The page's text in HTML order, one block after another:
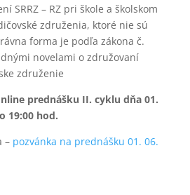
SRRZ – RZ pri škole a školskom
združenia, ktoré nie sú
forma je podľa zákona č.
novelami o združovaní
združenie
prednášku II. cyklu dňa 01.
19:00 hod.
– pozvánka na prednášku 01. 06.